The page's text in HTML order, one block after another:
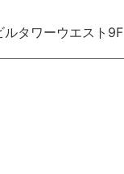
タワーウエスト9F